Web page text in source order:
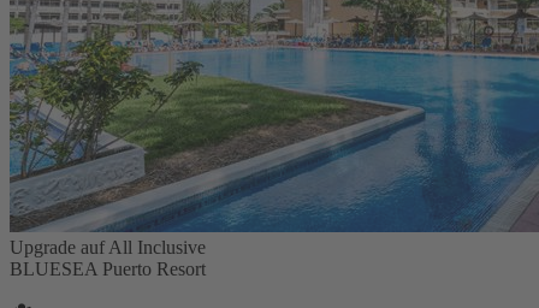
Upgrade auf All Inclusive
BLUESEA Puerto Resort